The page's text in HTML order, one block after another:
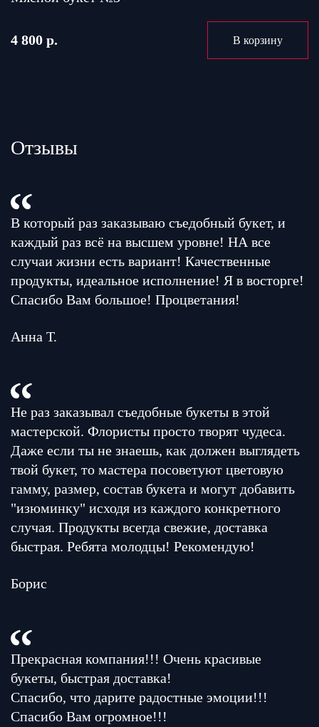
4 800 р. В корзину
Отзывы
В который раз заказываю съедобный букет, и
каждый раз всё на высшем уровне! НА все
случаи жизни есть вариант! Качественные
продукты, идеальное исполнение! Я в восторге!
Спасибо Вам большое! Процветания!
Анна Т.
Не раз заказывал съедобные букеты в этой
мастерской. Флористы просто творят чудеса.
Даже если ты не знаешь, как должен выглядеть
твой букет, то мастера посоветуют цветовую
гамму, размер, состав букета и могут добавить
"изюминку" исходя из каждого конкретного
случая. Продукты всегда свежие, доставка
быстрая. Ребята молодцы! Рекомендую!
Борис
Прекрасная компания!!! Очень красивые
букеты, быстрая доставка!
Спасибо, что дарите радостные эмоции!!!
Спасибо Вам огромное!!!